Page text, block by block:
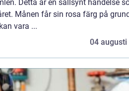
Detta är en sällsynt händelse
Månen får sin rosa färg på
vara ...
04 augusti